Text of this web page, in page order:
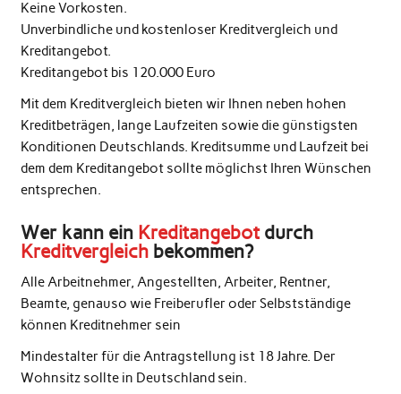
Keine Vorkosten.
Unverbindliche und kostenloser Kreditvergleich und
Kreditangebot.
Kreditangebot bis 120.000 Euro
Mit dem Kreditvergleich bieten wir Ihnen neben hohen
Kreditbeträgen, lange Laufzeiten sowie die günstigsten
Konditionen Deutschlands. Kreditsumme und Laufzeit bei
dem dem Kreditangebot sollte möglichst Ihren Wünschen
entsprechen.
Wer kann ein Kreditangebotdurch
Kreditvergleichbekommen?
Alle Arbeitnehmer, Angestellten, Arbeiter, Rentner,
Beamte, genauso wie Freiberufler oder Selbstständige
können Kreditnehmer sein
Mindestalter für die Antragstellung ist 18 Jahre. Der
Wohnsitz sollte in Deutschland sein.